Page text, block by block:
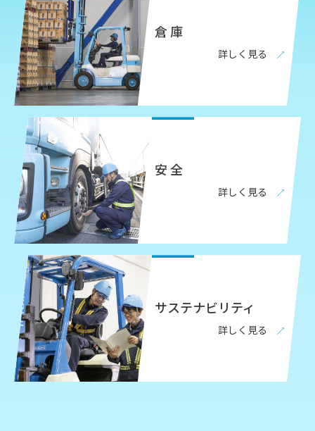
倉 庫
詳しく見る
安 全
詳しく見る
サステナビリティ
詳しく見る